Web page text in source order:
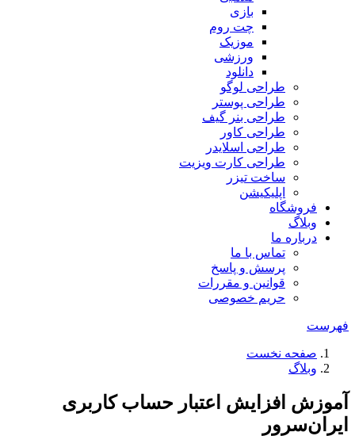
بازی
چت روم
موزیک
ورزشی
دانلود
طراحی لوگو
طراحی پوستر
طراحی بنر گیف
طراحی کاور
طراحی اسلایدر
طراحی کارت ویزیت
ساخت تیزر
اپلیکیشن
فروشگاه
وبلاگ
درباره ما
تماس با ما
پرسش و پاسخ
قوانین و مقررات
حریم خصوصی
فهرست
صفحه نخست
وبلاگ
آموزش افزایش اعتبار حساب کاربری
ایران‌سرور